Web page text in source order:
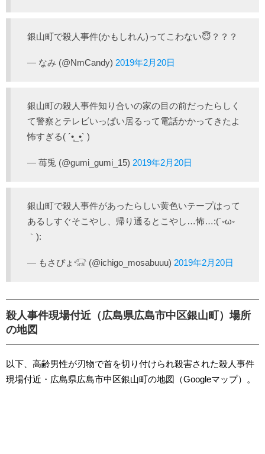
銀山町で殺人事件(かもしれん)ってこわない😇？？？
— なみ (@NmCandy) 2019年2月20日
銀山町の殺人事件知り合いの家の目の前だったらしく
て警察とテレビいっぱい居るって電話かかってきたよ
怖すぎる( ´•̥_•̥` )
— 苺兎 (@gumi_gumi_15) 2019年2月20日
銀山町で殺人事件があったらしい黄色いテープはって
あるしすぐそこやし、帰り通るとこやし…怖…:(´◦ω◦
｀):
— もさぴょ𓃟 (@ichigo_mosabuuu) 2019年2月20日
殺人事件現場付近（広島県広島市中区銀山町）場所
の地図
以下、高齢男性が刃物で首を切り付けられ殺害された殺人事件
現場付近・広島県広島市中区銀山町の地図（Googleマップ）。